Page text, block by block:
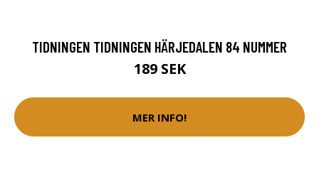
TIDNINGEN TIDNINGEN HÄRJEDALEN 84 NUMMER
189 SEK
MER INFO!